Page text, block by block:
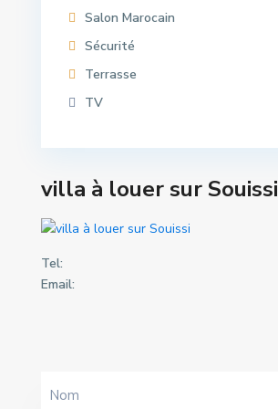
Salon Marocain
Sécurité
Terrasse
TV
villa à louer sur Souissi
Tel:
Email: